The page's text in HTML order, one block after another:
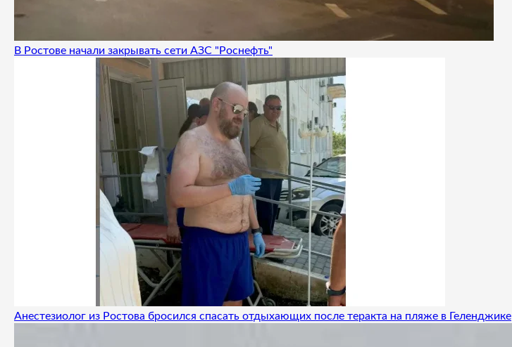
В Ростове начали закрывать сети АЗС "Роснефть"
Анестезиолог из Ростова бросился спасать отдыхающих после теракта на пляже в Геленджике